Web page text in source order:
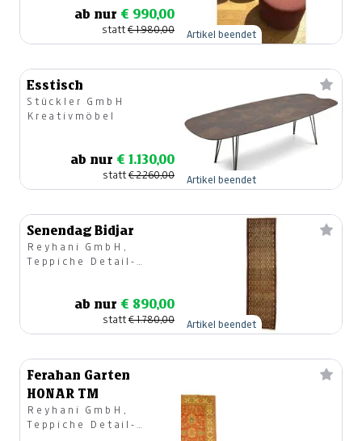
ab nur € 990,00
statt€ 1.980,00 Artikel beendet
Esstisch
Stückler GmbH
Kreativmöbel
ab nur € 1.130,00
statt€ 2.260,00 Artikel beendet
Senendag Bidjar
Reyhani GmbH,
Teppiche Detail-
ab nur € 890,00
statt€ 1.780,00 Artikel beendet
Ferahan Garten
HONAR TM
Reyhani GmbH,
Teppiche Detail-